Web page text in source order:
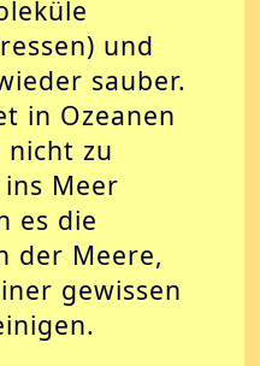
und
sauber.
in Ozeanen
nicht zu
Meer
es die
der Meere,
gewissen